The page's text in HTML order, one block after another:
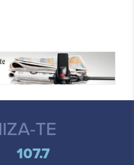
TE
107.7